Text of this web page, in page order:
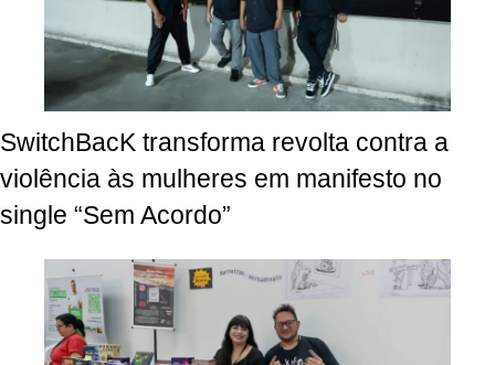
SwitchBacK transforma revolta contra a
violência às mulheres em manifesto no
single “Sem Acordo”